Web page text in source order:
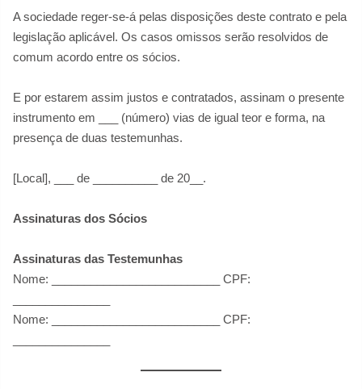
A sociedade reger-se-á pelas disposições deste contrato e pela
legislação aplicável. Os casos omissos serão resolvidos de
comum acordo entre os sócios.
E por estarem assim justos e contratados, assinam o presente
instrumento em ___ (número) vias de igual teor e forma, na
presença de duas testemunhas.
[Local], ___ de __________ de 20__.
Assinaturas dos Sócios
Assinaturas das Testemunhas
Nome: __________________________ CPF:
Nome: __________________________ CPF: